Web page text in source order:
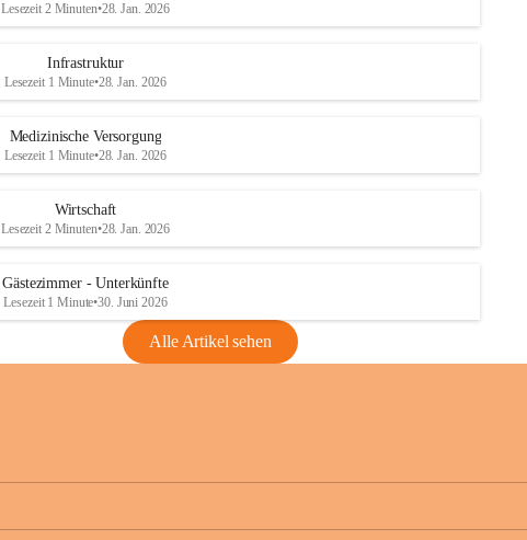
Lesezeit 2 Minuten•28. Jan. 2026
Infrastruktur
Lesezeit 1 Minute•28. Jan. 2026
Medizinische Versorgung
Lesezeit 1 Minute•28. Jan. 2026
Wirtschaft
Lesezeit 2 Minuten•28. Jan. 2026
Gästezimmer - Unterkünfte
Lesezeit 1 Minute•30. Juni 2026
Alle Artikel sehen